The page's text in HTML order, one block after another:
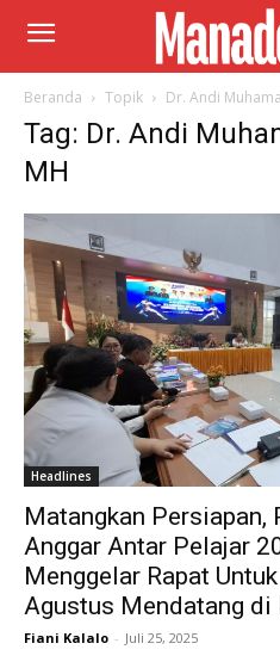
Beranda Topik Dr. Andi
Tag: Dr. Andi
MH
Headlines
Matangkan Persiapan,
Anggar Antar Pelajar
Menggelar Rapat
Agustus Mendatang di
Fiani Kalalo - Juli 25, 2025